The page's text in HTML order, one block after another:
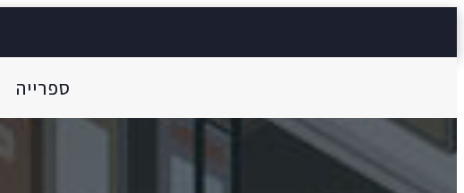
ספרייה